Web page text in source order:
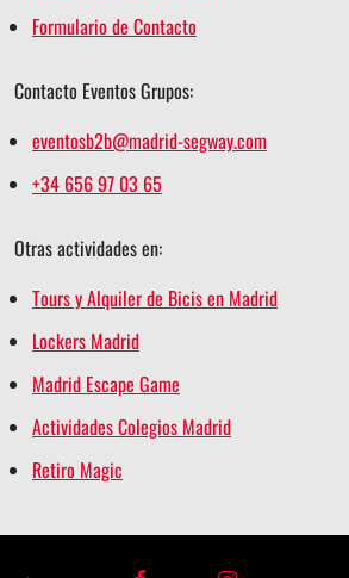
Formulario de Contacto
Contacto Eventos Grupos:
eventosb2b@madrid-segway.com
+34 656 97 03 65
Otras actividades en:
Tours y Alquiler de Bicis en Madrid
Lockers Madrid
Madrid Escape Game
Actividades Colegios Madrid
Retiro Magic